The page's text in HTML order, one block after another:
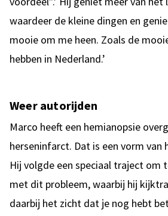
waardeer de kleine dingen en
mooie om me heen. Zoals de
hebben in Nederland.’
Weer autorijden
Marco heeft een hemianopsie
herseninfarct. Dat is een vorm van
Hij volgde een speciaal traject om
met dit probleem, waarbij hij
daarbij het zicht dat je nog hebt